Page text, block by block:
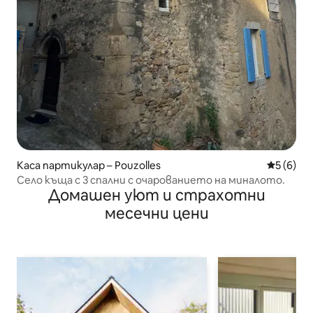
Каса партикулар – Pouzolles Средна
5 (6)
Село къща с 3 спални с очарованието на миналото.
Домашен уют и страхотни
месечни цени